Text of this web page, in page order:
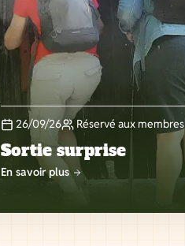
26/09/26 Réservé aux membres
Sortie surprise
En savoir plus